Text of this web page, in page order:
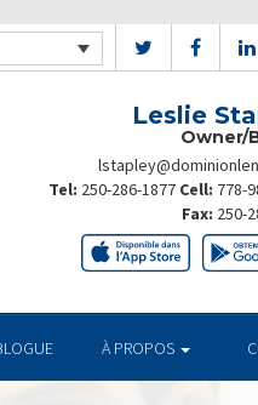
Leslie
Owner/
Tel: 250-286-1877 Cell: 778-
Fax: 250-
À PROPOS